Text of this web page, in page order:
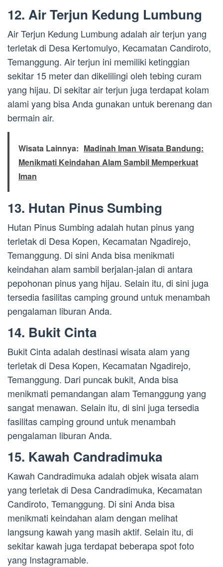
12. Air Terjun Kedung Lumbung
Air Terjun Kedung Lumbung adalah air terjun yang
terletak di Desa Kertomulyo, Kecamatan Candiroto,
Temanggung. Air terjun ini memiliki ketinggian
sekitar 15 meter dan dikelilingi oleh tebing curam
yang hijau. Di sekitar air terjun juga terdapat kolam
alami yang bisa Anda gunakan untuk berenang dan
bermain air.
Wisata Lainnya: Madinah Iman Wisata Bandung:
Menikmati Keindahan Alam Sambil Memperkuat
Iman
13. Hutan Pinus Sumbing
Hutan Pinus Sumbing adalah hutan pinus yang
terletak di Desa Kopen, Kecamatan Ngadirejo,
Temanggung. Di sini Anda bisa menikmati
keindahan alam sambil berjalan-jalan di antara
pepohonan pinus yang hijau. Selain itu, di sini juga
tersedia fasilitas camping ground untuk menambah
pengalaman liburan Anda.
14. Bukit Cinta
Bukit Cinta adalah destinasi wisata alam yang
terletak di Desa Kopen, Kecamatan Ngadirejo,
Temanggung. Dari puncak bukit, Anda bisa
menikmati pemandangan alam Temanggung yang
sangat menawan. Selain itu, di sini juga tersedia
fasilitas camping ground untuk menambah
pengalaman liburan Anda.
15. Kawah Candradimuka
Kawah Candradimuka adalah objek wisata alam
yang terletak di Desa Candradimuka, Kecamatan
Candiroto, Temanggung. Di sini Anda bisa
menikmati keindahan alam dengan melihat
langsung kawah yang masih aktif. Selain itu, di
sekitar kawah juga terdapat beberapa spot foto
yang Instagramable.